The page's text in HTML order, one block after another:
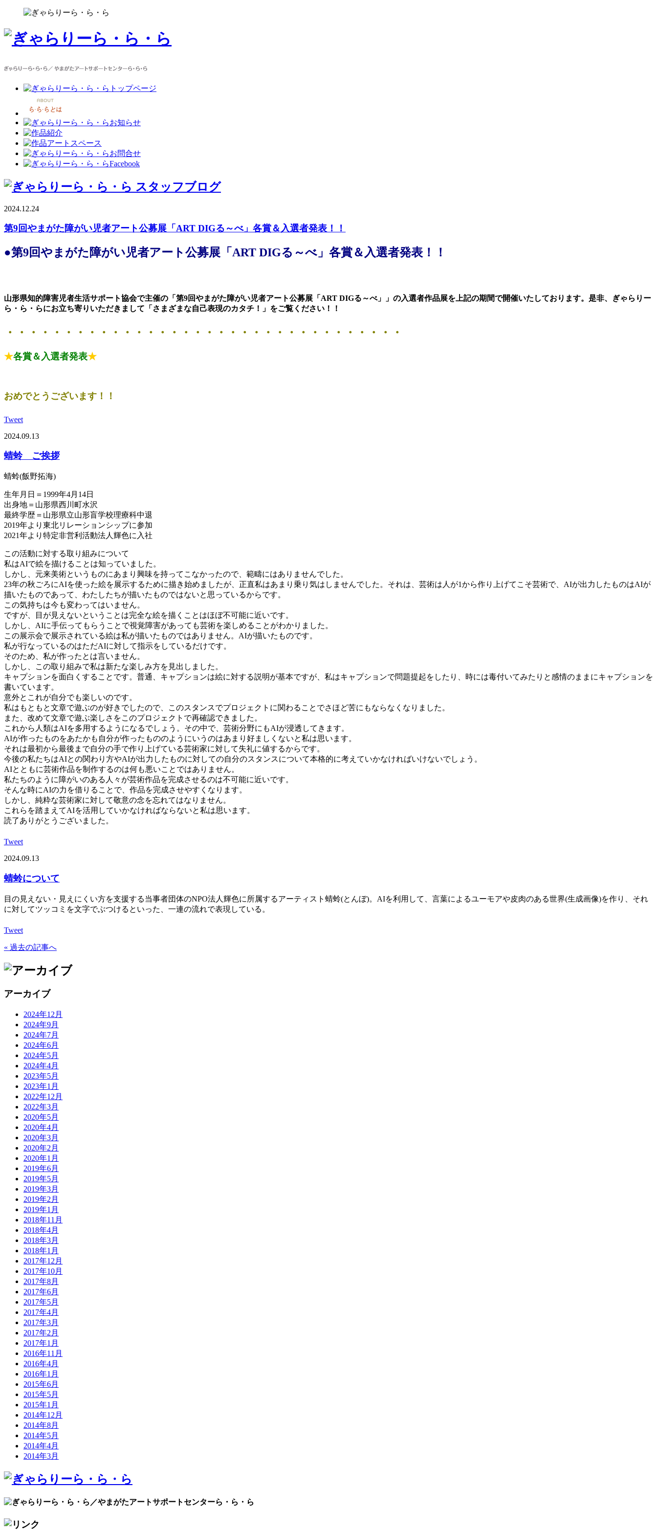
2024.12.24
第9回やまがた障がい児者アート公募展「ART DIGる～べ」各賞＆入選者発表！！
●第9回やまがた障がい児者アート公募展「ART DIGる～べ」各賞＆入選者発表！！
山形県知的障害児者生活サポート協会で主催の「第9回やまがた障がい児者アート公募展「ART DIGる～べ」」の入選者作品展を上記の期間で開催いたしております。是非、ぎゃらりー
ら・ら・らにお立ち寄りいただきまして「さまざまな自己表現のカタチ！」をご覧ください！！
・・・・・・・・・・・・・・・・・・・・・・・・・・・・ ・・ ・・ ・・
★各賞＆入選者発表★
おめでとうございます！！
Tweet
2024.09.13
蜻蛉 ご挨拶
蜻蛉(飯野拓海)
生年月日＝1999年4月14日
出身地＝山形県西川町水沢
最終学歴＝山形県立山形盲学校理療科中退
2019年より東北リレーションシップに参加
2021年より特定非営利活動法人輝色に入社
この活動に対する取り組みについて
私はAIで絵を描けることは知っていました。
しかし、元来美術というものにあまり興味を持ってこなかったので、範疇にはありませんでした。
23年の秋ごろにAIを使った絵を展示するために描き始めましたが、正直私はあまり乗り気はしませんでした。それは、芸術は人が1から作り上げてこそ芸術で、AIが出力したものはAIが
描いたものであって、わたしたちが描いたものではないと思っているからです。
この気持ちは今も変わってはいません。
ですが、目が見えないということは完全な絵を描くことはほぼ不可能に近いです。
しかし、AIに手伝ってもらうことで視覚障害があっても芸術を楽しめることがわかりました。
この展示会で展示されている絵は私が描いたものではありません。AIが描いたものです。
私が行なっているのはただAIに対して指示をしているだけです。
そのため、私が作ったとは言いません。
しかし、この取り組みで私は新たな楽しみ方を見出しました。
キャプションを面白くすることです。普通、キャプションは絵に対する説明が基本ですが、私はキャプションで問題提起をしたり、時には毒付いてみたりと感情のままにキャプションを
書いています。
意外とこれが自分でも楽しいのです。
私はもともと文章で遊ぶのが好きでしたので、このスタンスでプロジェクトに関わることでさほど苦にもならなくなりました。
また、改めて文章で遊ぶ楽しさをこのプロジェクトで再確認できました。
これから人類はAIを多用するようになるでしょう。その中で、芸術分野にもAIが浸透してきます。
AIが作ったものをあたかも自分が作ったもののようにいうのはあまり好ましくないと私は思います。
それは最初から最後まで自分の手で作り上げている芸術家に対して失礼に値するからです。
今後の私たちはAIとの関わり方やAIが出力したものに対しての自分のスタンスについて本格的に考えていかなければいけないでしょう。
AIとともに芸術作品を制作するのは何も悪いことではありません。
私たちのように障がいのある人々が芸術作品を完成させるのは不可能に近いです。
そんな時にAIの力を借りることで、作品を完成させやすくなります。
しかし、純粋な芸術家に対して敬意の念を忘れてはなりません。
これらを踏まえてAIを活用していかなければならないと私は思います。
読了ありがとうございました。
Tweet
2024.09.13
蜻蛉について
目の見えない・見えにくい方を支援する当事者団体のNPO法人輝色に所属するアーティスト蜻蛉(とんぼ)。AIを利用して、言葉によるユーモアや皮肉のある世界(生成画像)を作り、それ
に対してツッコミを文字でぶつけるといった、一連の流れで表現している。
Tweet
« 過去の記事へ
アーカイブ
2024年12月
2024年9月
2024年7月
2024年6月
2024年5月
2024年4月
2023年5月
2023年1月
2022年12月
2022年3月
2020年5月
2020年4月
2020年3月
2020年2月
2020年1月
2019年6月
2019年5月
2019年3月
2019年2月
2019年1月
2018年11月
2018年4月
2018年3月
2018年1月
2017年12月
2017年10月
2017年8月
2017年6月
2017年5月
2017年4月
2017年3月
2017年2月
2017年1月
2016年11月
2016年4月
2016年1月
2015年6月
2015年5月
2015年1月
2014年12月
2014年8月
2014年5月
2014年4月
2014年3月